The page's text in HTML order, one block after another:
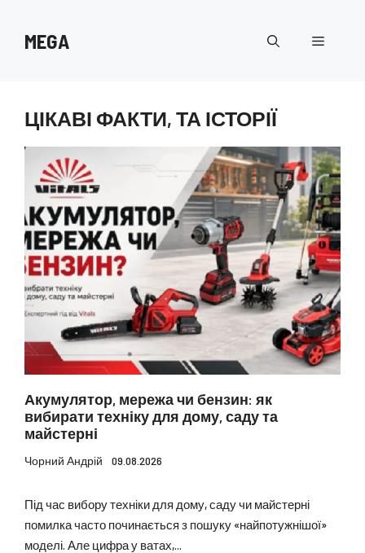
MEGA Меню
ЦІКАВІ ФАКТИ, ТА ІСТОРІЇ
Акумулятор, мережа чи бензин: як
вибирати техніку для дому, саду та
майстерні
Чорний Андрій 09.08.2026
Під час вибору техніки для дому, саду чи майстерні
помилка часто починається з пошуку «найпотужнішої»
моделі. Але цифра у ватах,...